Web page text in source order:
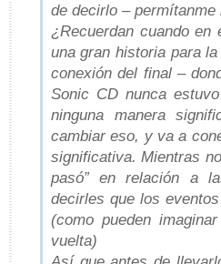
de decirlo –
¿Recuerdan cuando
una gran historia para
conexión del final –
Sonic CD nunca
ninguna manera
cambiar eso, y va a
significativa.Mientras
pasó” en relación a
decirles que los
(como pueden
vuelta)